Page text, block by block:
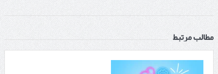
مطالب مرتبط